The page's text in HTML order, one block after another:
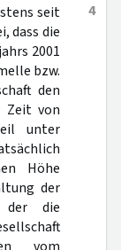
4
seit
dass die
2001
bzw.
den
Zeit von
unter
Höhe
der
der die